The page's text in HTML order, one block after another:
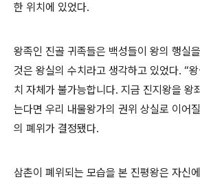
한 위치에 있었다.
왕족인 진골 귀족들은 백성들이 왕의 행실
것은 왕실의 수치라고 생각하고 있었다. “
치 자체가 불가능합니다. 지금 진지왕을 왕
는다면 우리 내물왕가의 권위 상실로 이어
의 폐위가 결정됐다.
삼촌이 폐위되는 모습을 본 진평왕은 자신